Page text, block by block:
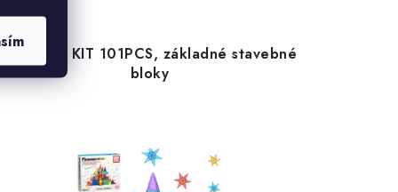
PICASSO KIT 101PCS, základné stavebné
bloky